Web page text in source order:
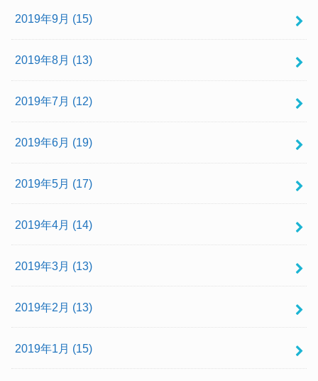
2019年9月 (15)
2019年8月 (13)
2019年7月 (12)
2019年6月 (19)
2019年5月 (17)
2019年4月 (14)
2019年3月 (13)
2019年2月 (13)
2019年1月 (15)